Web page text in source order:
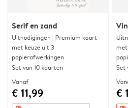
Serif en zand
Uitnodigingen | Premium kaart
met keuze uit 3
papierafwerkingen
Set van 10 kaarten
Vanaf
€ 11,99
Set
€